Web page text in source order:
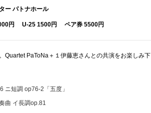
パトナホール
円 U-25 1500円 ペア券 5500円
Quartet PaToNa＋１伊藤恵さんとの共演をお楽しみ下
ニ短調 op76-2「五度」
曲 イ長調op.81